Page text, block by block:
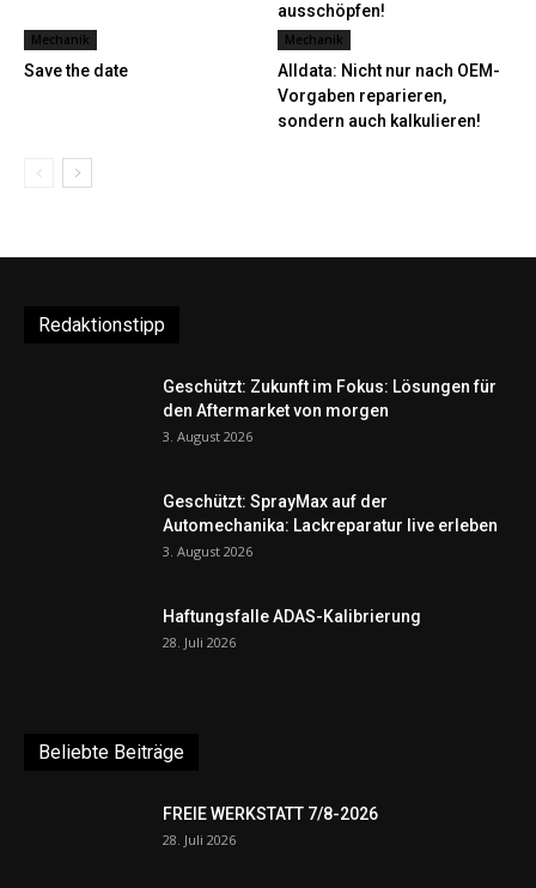
ausschöpfen!
Mechanik
Save the date
Mechanik
Alldata: Nicht nur nach OEM-
Vorgaben reparieren,
sondern auch kalkulieren!
Redaktionstipp
Geschützt: Zukunft im Fokus: Lösungen für
den Aftermarket von morgen
3. August 2026
Geschützt: SprayMax auf der
Automechanika: Lackreparatur live erleben
3. August 2026
Haftungsfalle ADAS-Kalibrierung
28. Juli 2026
Beliebte Beiträge
FREIE WERKSTATT 7/8-2026
28. Juli 2026